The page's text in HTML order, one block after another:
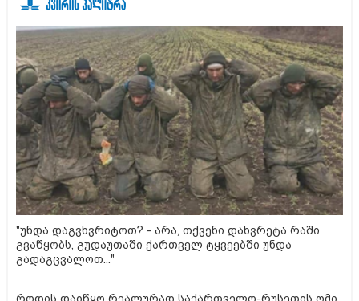
"უნდა დაგვხვრიტოთ? - არა, თქვენი დახვრეტა რაში
გვაწყობს, გუდაუთაში ქართველ ტყვეებში უნდა
გადაგცვალოთ..."